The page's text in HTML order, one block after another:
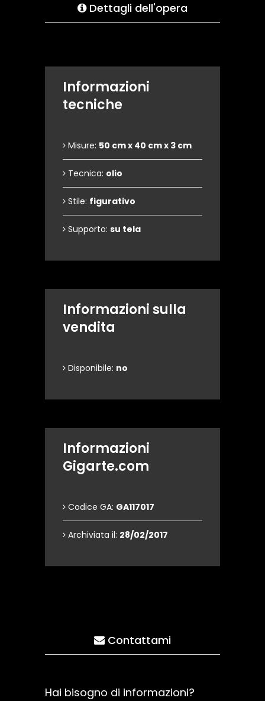
Dettagli dell'opera
Informazioni
tecniche
Misure: 50 cm x 40 cm x 3 cm
Tecnica: olio
Stile: figurativo
Supporto: su tela
Informazioni sulla
vendita
Disponibile: no
Informazioni
Gigarte.com
Codice GA: GA117017
Archiviata il: 28/02/2017
Contattami
Hai bisogno di informazioni?